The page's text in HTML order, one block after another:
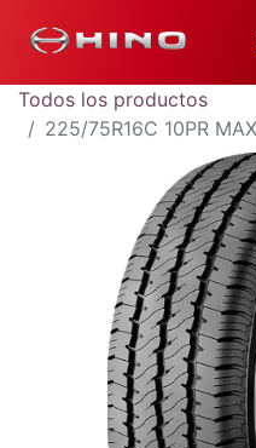
Todos los productos
225/75R16C 10PR